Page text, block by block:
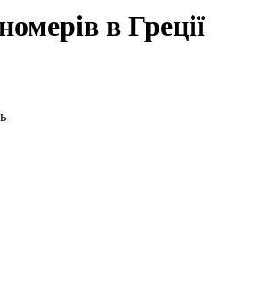
в Греції